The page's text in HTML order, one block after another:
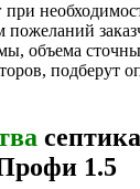
пожеланий
объема
подберут
1.5